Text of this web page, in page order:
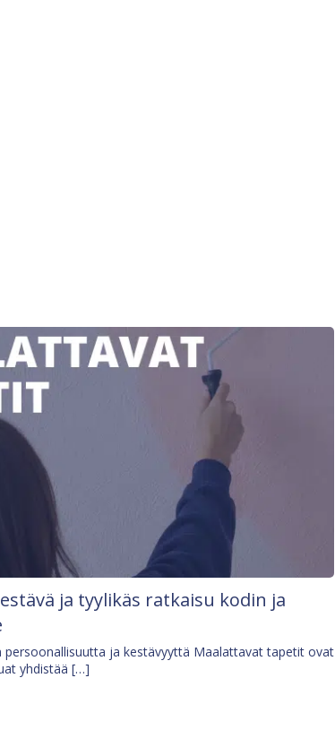
ja tyylikäs ratkaisu kodin ja
ja kestävyyttä Maalattavat tapetit ovat
yhdistää […]